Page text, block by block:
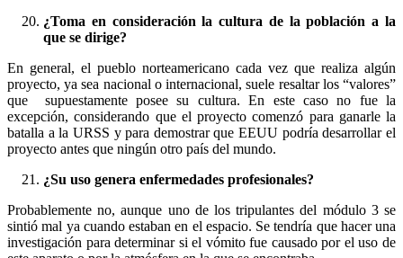
¿Toma en consideración la cultura de la población a la
que se dirige?
En general, el pueblo norteamericano cada vez que realiza algún
proyecto, ya sea nacional o internacional, suele resaltar los “valores”
que supuestamente posee su cultura. En este caso no fue la
excepción, considerando que el proyecto comenzó para ganarle la
batalla a la URSS y para demostrar que EEUU podría desarrollar el
proyecto antes que ningún otro país del mundo.
¿Su uso genera enfermedades profesionales?
Probablemente no, aunque uno de los tripulantes del módulo 3 se
sintió mal ya cuando estaban en el espacio. Se tendría que hacer una
investigación para determinar si el vómito fue causado por el uso de